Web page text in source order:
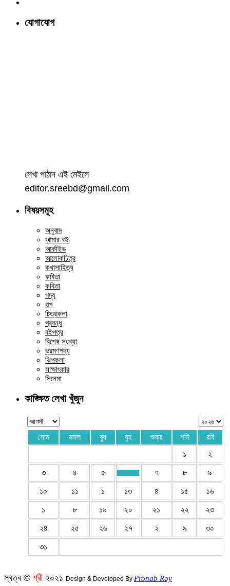
যোগাযোগ
লেখা পাঠান এই মেইলে
editor.sreebd@gmail.com
বিষয়সমূহ
অনুবাদ
আমার বই
আর্কাইভ
আলোকচিত্র
কথাসাহিত্য
কবিতা
কবিতা
গদ্য
গল্প
চিত্রকলা
প্রবন্ধ
বইপত্র
বিশেষ সংখ্যা
ভ্রমণগদ্য
শিল্পকলা
সাক্ষাৎকার
সিনেমা
কাঙ্ক্ষিত লেখা খুঁজুন
সোম মঙ্গল বুধ বৃহ শুক্র শনি
রবি
১
২
৩ ৪ ৫ ৭ ৮ ৯
১০ ১১ ১ ১৩ ৪ ১৫ ১৬
১ ৮ ১৯ ২০ ২১ ২২ ২৩
২৪ ২৫ ২৬ ২৭ ২ ৯ ৩০
৩১
স্বত্ব ©শ্রী ২০২১ Design & Developed By Pronab Roy